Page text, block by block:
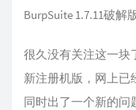
BurpSuite 1.7.11破解
很久没有关注这一块
新注册机版，网上已
同时出了一个新的问